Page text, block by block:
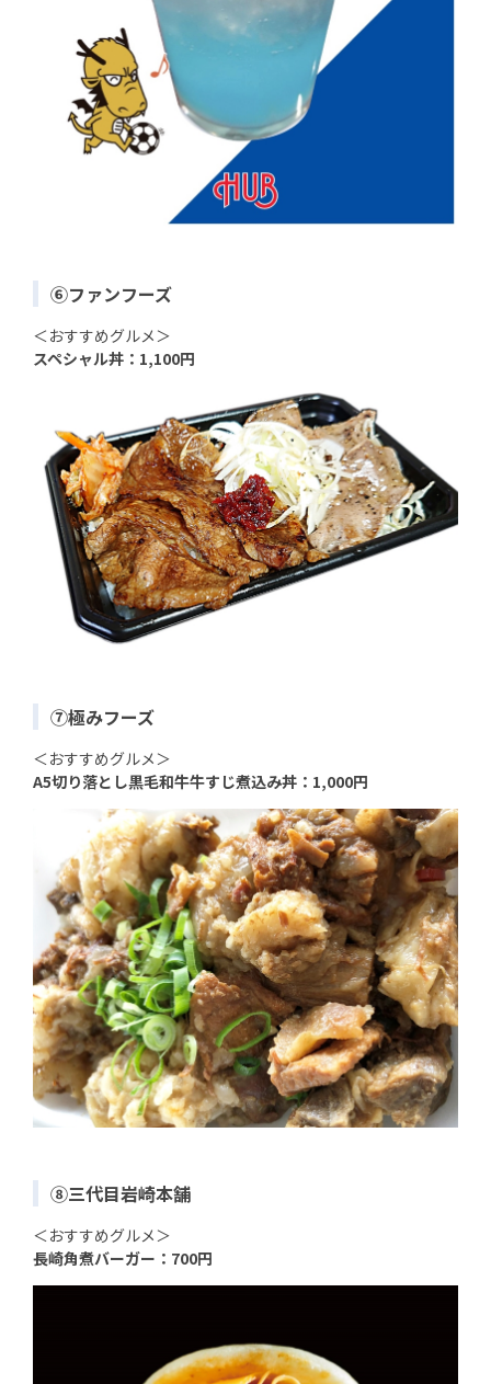
⑥ファンフーズ
＜おすすめグルメ＞
スペシャル丼：1,100円
⑦極みフーズ
＜おすすめグルメ＞
A5切り落とし黒毛和牛牛すじ煮込み丼：1,000円
⑧三代目岩崎本舗
＜おすすめグルメ＞
長崎角煮バーガー：700円